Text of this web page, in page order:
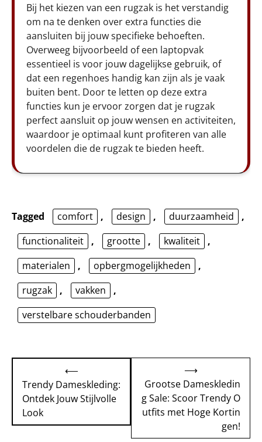
Bij het kiezen van een rugzak is het verstandig
om na te denken over extra functies die
aansluiten bij jouw specifieke behoeften.
Overweeg bijvoorbeeld of een laptopvak
essentieel is voor jouw dagelijkse gebruik, of
dat een regenhoes handig kan zijn als je vaak
buiten bent. Door te letten op deze extra
functies kun je ervoor zorgen dat je rugzak
perfect aansluit op jouw wensen en activiteiten,
waardoor je optimaal kunt profiteren van alle
voordelen die de rugzak te bieden heeft.
Tagged comfort , design , duurzaamheid
,
functionaliteit
, grootte , kwaliteit
,
materialen
, opbergmogelijkheden
,
rugzak
, vakken
,
verstelbare schouderbanden
navigatie
⟵
Trendy Dameskleding:
Ontdek Jouw Stijlvolle
Look
Grootse Dameskledin
g Sale: Scoor Trendy O
utfits met Hoge Kortin
gen!
⟶